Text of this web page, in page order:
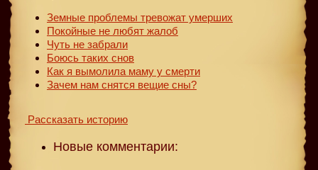
Земные проблемы тревожат умерших
Покойные не любят жалоб
Чуть не забрали
Боюсь таких снов
Как я вымолила маму у смерти
Зачем нам снятся вещие сны?
Рассказать историю
Новые комментарии: